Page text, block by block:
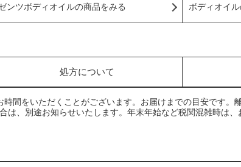
ンツボディオイルの商品をみる ボディオイ
処方について
間をいただくことがございます。お届けまでの目安です。
は、別途お知らせいたします。年末年始など税関混雑時は